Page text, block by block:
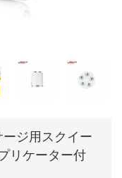
ジ用スクイー
リケーター付